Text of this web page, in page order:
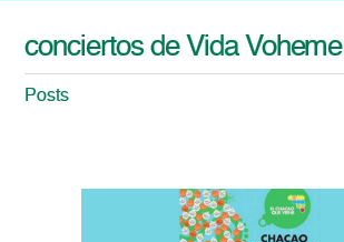
conciertos de Vida Voheme
Posts